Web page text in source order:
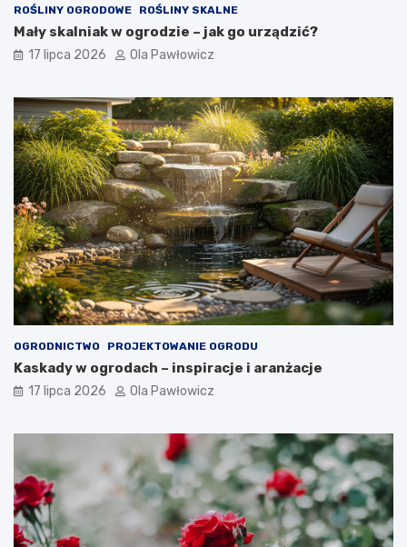
ROŚLINY OGRODOWE ROŚLINY SKALNE
Mały skalniak w ogrodzie – jak go urządzić?
17 lipca 2026 Ola Pawłowicz
OGRODNICTWO PROJEKTOWANIE OGRODU
Kaskady w ogrodach – inspiracje i aranżacje
17 lipca 2026 Ola Pawłowicz